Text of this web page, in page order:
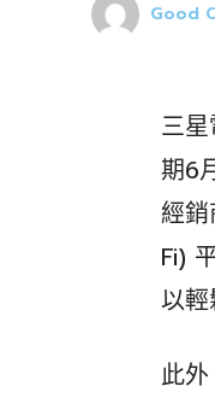
Good
三
期6
經
Fi)
以
此